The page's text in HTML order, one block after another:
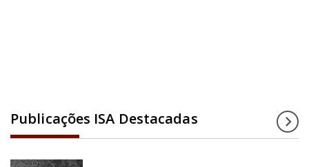
Publicações ISA Destacadas